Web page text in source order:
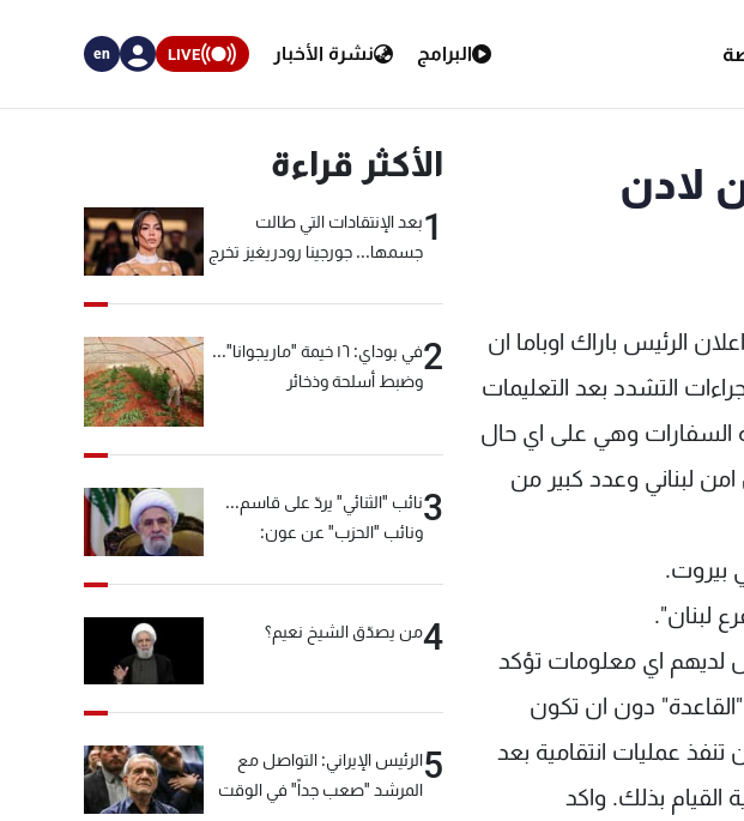
البرامج نشرة الأخبار LIVE
en
لادن
الرئيس باراك اوباما ان
التشدد بعد التعليمات
السفارات وهي على اي حال
لبناني وعدد كبير من
بيروت.
لبنان".
لديهم اي معلومات تؤكد
"القاعدة" دون ان تكون
عمليات انتقامية بعد
القيام بذلك. واكد
الأكثر قراءة
1بعد الإنتقادات التي طالت
جسمها... جورجينا رودريغيز تخرج
2
في بوداي: ١٦ خيمة "ماريجوانا"...
وضبط أسلحة وذخائر
3نائب "الثنائي" يردّ على قاسم...
ونائب "الحزب" عن عون:
4من يصدّق الشيخ نعيم؟
5الرئيس الإيراني: التواصل مع
المرشد "صعب جداً" في الوقت